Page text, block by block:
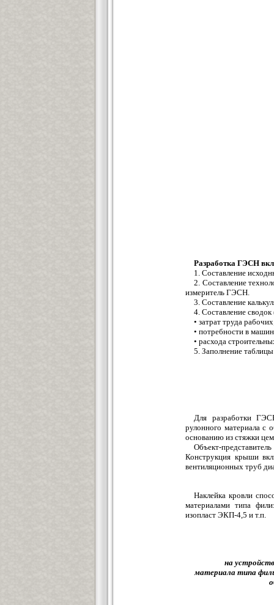
Разработка ГЭСН
1. Составление
2. Составление
измеритель ГЭСН.
3. Составление
4. Составление
• затрат труда
• потребности в
• расхода
5. Заполнение
Для разработки
рулонного материала с
основанию из стяжки
Объект-
Конструкция крыши
вентиляционных труб
Наклейка кровли
материалами типа
изопласт ЭКП-4,5 и т.п.
на
материала типа